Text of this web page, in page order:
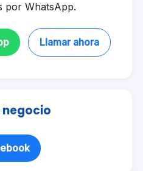
por WhatsApp.
Llamar ahora